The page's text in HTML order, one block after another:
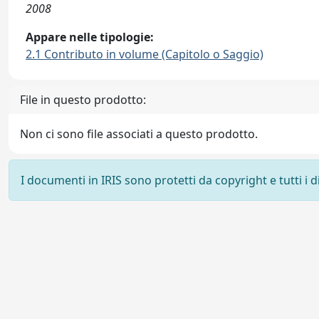
2008
Appare nelle tipologie:
2.1 Contributo in volume (Capitolo o Saggio)
File in questo prodotto:
Non ci sono file associati a questo prodotto.
I documenti in IRIS sono protetti da copyright e tutti i